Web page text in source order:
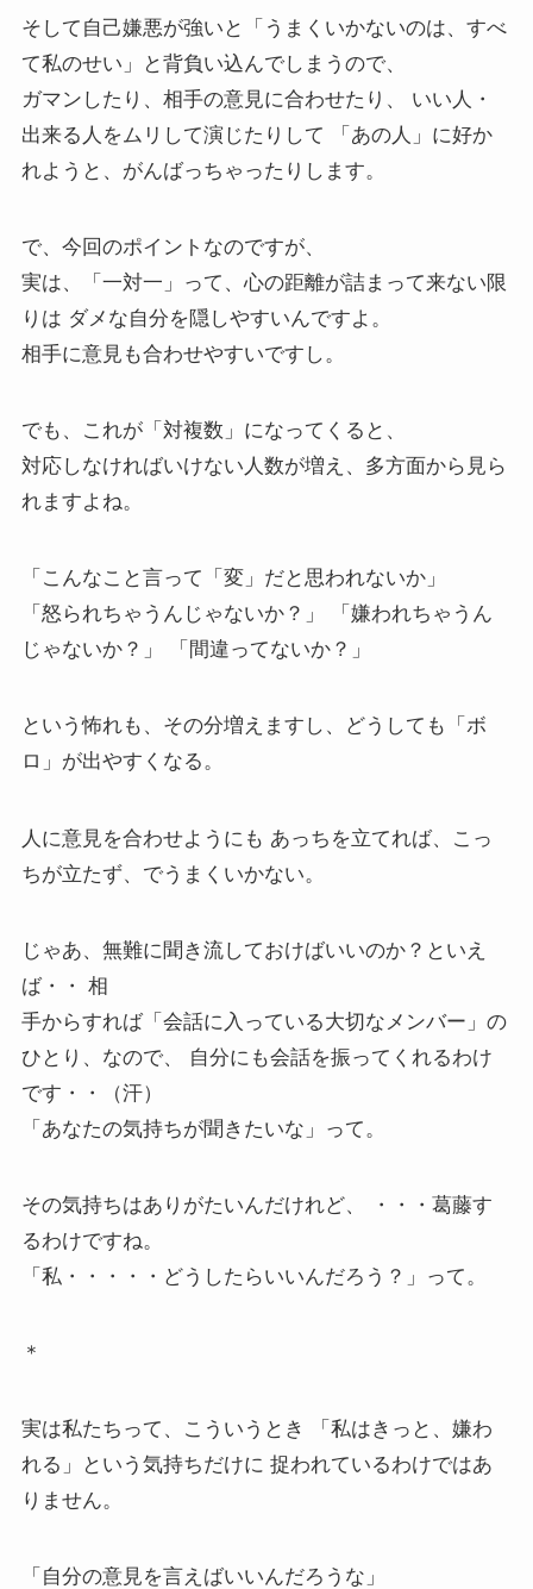
そして自己嫌悪が強いと「うまくいかないのは、すべ
て私のせい」と背負い込んでしまうので、
ガマンしたり、相手の意見に合わせたり、 いい人・
出来る人をムリして演じたりして 「あの人」に好か
れようと、がんばっちゃったりします。
で、今回のポイントなのですが、
実は、「一対一」って、心の距離が詰まって来ない限
りは ダメな自分を隠しやすいんですよ。
相手に意見も合わせやすいですし。
でも、これが「対複数」になってくると、
対応しなければいけない人数が増え、多方面から見ら
れますよね。
「こんなこと言って「変」だと思われないか」
「怒られちゃうんじゃないか？」 「嫌われちゃうん
じゃないか？」 「間違ってないか？」
という怖れも、その分増えますし、どうしても「ボ
ロ」が出やすくなる。
人に意見を合わせようにも あっちを立てれば、こっ
ちが立たず、でうまくいかない。
じゃあ、無難に聞き流しておけばいいのか？といえ
ば・・ 相
手からすれば「会話に入っている大切なメンバー」の
ひとり、なので、 自分にも会話を振ってくれるわけ
です・・（汗）
「あなたの気持ちが聞きたいな」って。
その気持ちはありがたいんだけれど、 ・・・葛藤す
るわけですね。
「私・・・・・どうしたらいいんだろう？」って。
＊
実は私たちって、こういうとき 「私はきっと、嫌わ
れる」という気持ちだけに 捉われているわけではあ
りません。
「自分の意見を言えばいいんだろうな」